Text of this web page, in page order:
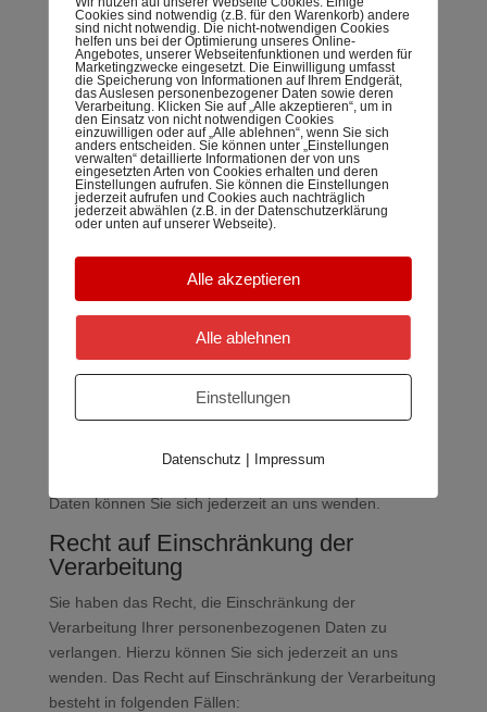
Beispiel Bestellungen oder Anfragen, die Sie an uns als
Seitenbetreiber senden, eine SSL- bzw. TLS-
Verschlüsselung. Eine verschlüsselte Verbindung
erkennen Sie daran, dass die Adresszeile des Browsers
von „http://“ auf „https://“ wechselt und an dem Schloss-
Symbol in Ihrer Browserzeile.
Wenn die SSL- bzw. TLS-Verschlüsselung aktiviert ist,
können die Daten, die Sie an uns übermitteln, nicht von
Dritten mitgelesen werden.
Auskunft, Löschung und
Berichtigung
Sie haben im Rahmen der geltenden gesetzlichen
Bestimmungen jederzeit das Recht auf unentgeltliche
Auskunft über Ihre gespeicherten personenbezogenen
Daten, deren Herkunft und Empfänger und den Zweck
Berichtigung oder Löschung dieser Daten. Hierzu sowie
Daten können Sie sich jederzeit an uns wenden.
Recht auf Einschränkung der
Verarbeitung
Sie haben das Recht, die Einschränkung der
Verarbeitung Ihrer personenbezogenen Daten zu
verlangen. Hierzu können Sie sich jederzeit an uns
wenden. Das Recht auf Einschränkung der Verarbeitung
besteht in folgenden Fällen:
Cookies sind notwendig (z.B. für den Warenkorb) andere
sind nicht notwendig. Die nicht-notwendigen Cookies
helfen uns bei der Optimierung unseres Online-
Angebotes, unserer Webseitenfunktionen und werden für
Marketingzwecke eingesetzt. Die Einwilligung umfasst
die Speicherung von Informationen auf Ihrem Endgerät,
das Auslesen personenbezogener Daten sowie deren
Verarbeitung. Klicken Sie auf „Alle akzeptieren“, um in
den Einsatz von nicht notwendigen Cookies
einzuwilligen oder auf „Alle ablehnen“, wenn Sie sich
anders entscheiden. Sie können unter „Einstellungen
verwalten“ detaillierte Informationen der von uns
eingesetzten Arten von Cookies erhalten und deren
Einstellungen aufrufen. Sie können die Einstellungen
jederzeit aufrufen und Cookies auch nachträglich
jederzeit abwählen (z.B. in der Datenschutzerklärung
oder unten auf unserer Webseite).
Alle akzeptieren
Alle ablehnen
Einstellungen
Datenschutz | Impressum